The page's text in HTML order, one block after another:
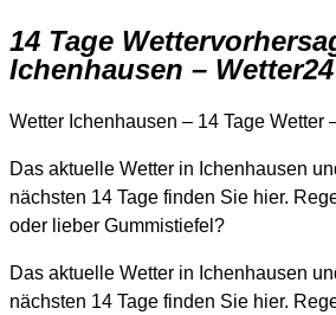
14 Tage
Ichenhausen – Wetter24
Wetter Ichenhausen – 14 Tage Wetter
Das aktuelle Wetter in Ichenhausen
nächsten 14 Tage finden Sie hier.
oder lieber Gummistiefel?
Das aktuelle Wetter in Ichenhausen
nächsten 14 Tage finden Sie hier.